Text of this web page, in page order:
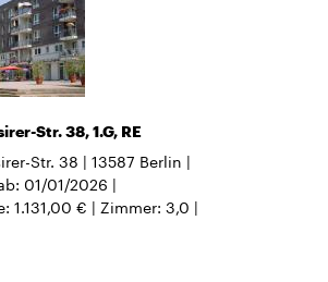
Str. 38, 1.G, RE
Str. 38 13587 Berlin
01/01/2026
1.131,00 € Zimmer 3,0